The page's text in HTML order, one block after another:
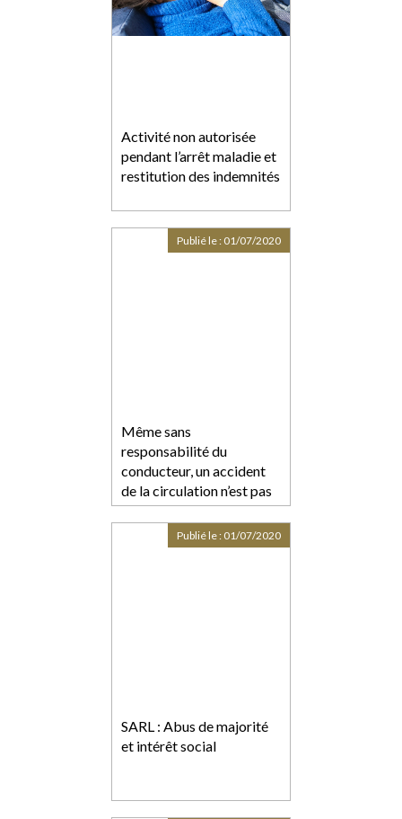
Activité non autorisée
pendant l’arrêt maladie et
restitution des indemnités
Même sans
responsabilité du
conducteur, un accident
de la circulation n’est pas
constitutif de force
Publié le : 01/07/2020
SARL : Abus de majorité
et intérêt social
Publié le : 01/07/2020